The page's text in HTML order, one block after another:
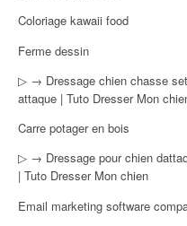
Coloriage kawaii food
Ferme dessin
▷ → Dressage chien chasse
attaque | Tuto Dresser Mon
Carre potager en bois
▷ → Dressage pour chien
| Tuto Dresser Mon chien
Email marketing software